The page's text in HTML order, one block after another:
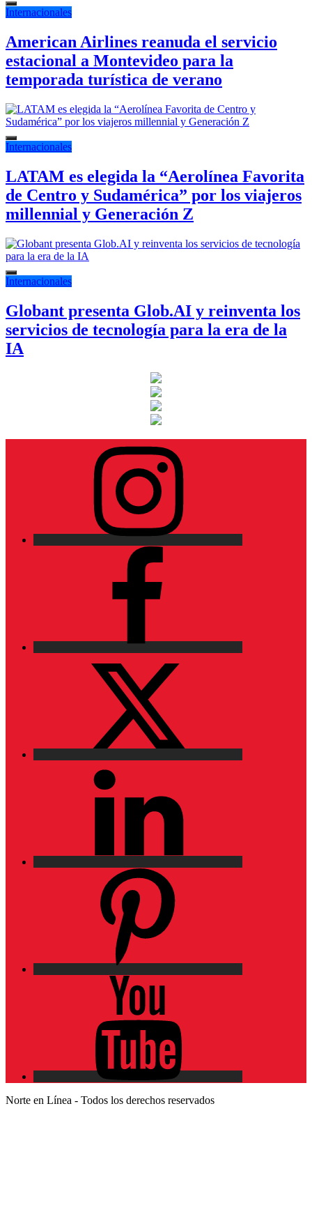
Internacionales
American Airlines reanuda el servicio
estacional a Montevideo para la
temporada turística de verano
Internacionales
LATAM es elegida la “Aerolínea Favorita
de Centro y Sudamérica” por los viajeros
millennial y Generación Z
Internacionales
Globant presenta Glob.AI y reinventa los
servicios de tecnología para la era de la
IA
Norte en Línea - Todos los derechos reservados